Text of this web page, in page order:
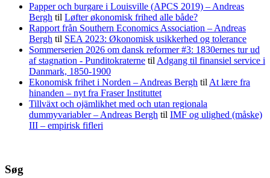
Papper och burgare i Louisville (APCS 2019) – Andreas
Bergh til Løfter økonomisk frihed alle både?
Rapport från Southern Economics Association – Andreas
Bergh til SEA 2023: Økonomisk usikkerhed og tolerance
Sommerserien 2026 om dansk reformer #3: 1830ernes tur ud
af stagnation - Punditokraterne til Adgang til finansiel service i
Danmark, 1850-1900
Ekonomisk frihet i Norden – Andreas Bergh til At lære fra
hinanden – nyt fra Fraser Instituttet
Tillväxt och ojämlikhet med och utan regionala
dummyvariabler – Andreas Bergh til IMF og ulighed (måske)
III – empirisk fifleri
Søg